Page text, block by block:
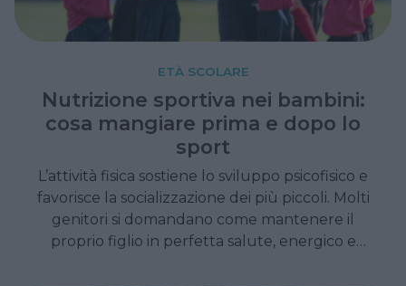
ETÀ SCOLARE
Nutrizione sportiva nei bambini:
cosa mangiare prima e dopo lo
sport
L’attività fisica sostiene lo sviluppo psicofisico e
favorisce la socializzazione dei più piccoli. Molti
genitori si domandano come mantenere il
proprio figlio in perfetta salute, energico e